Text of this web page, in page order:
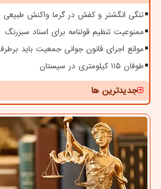
تنگی انگشتر و کفش در گرما واکنش
ممنوعیت تنظیم قولنامه برای اسناد سبزرنگ
موانع اجرای قانون جوانی جمعیت باید
طوفان ۱۱۵ کیلومتری در سیستان
جدیدترین ها